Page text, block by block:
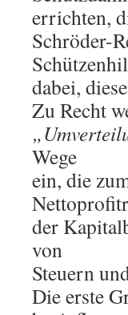
errichten,
Schröder-
dabei,
Zu Recht
Wege
ein, die
der
von
Steuern
Die erste